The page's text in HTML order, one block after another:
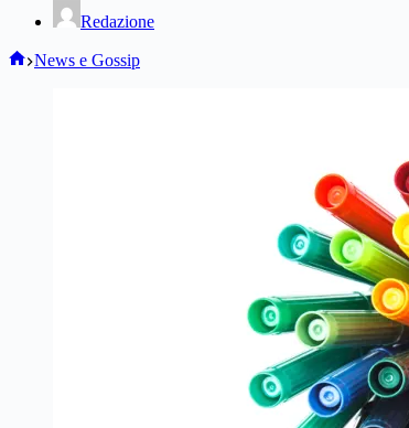
Redazione
Home
News e Gossip